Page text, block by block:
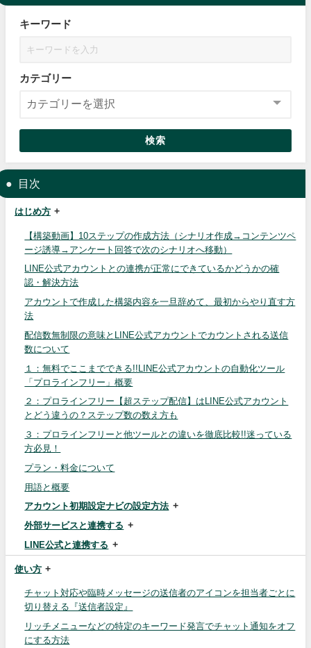
キーワード
カテゴリー
検索
目次
はじめ方
【構築動画】10ステップの作成方法（シナリオ作成→コンテンツペ
ージ誘導→アンケート回答で次のシナリオへ移動）
LINE公式アカウントとの連携が正常にできているかどうかの確
認・解決方法
アカウントで作成した構築内容を一旦辞めて、最初からやり直す方
法
配信数無制限の意味とLINE公式アカウントでカウントされる送信
数について
１：無料でここまでできる!!LINE公式アカウントの自動化ツール
「プロラインフリー」概要
２：プロラインフリー【超ステップ配信】はLINE公式アカウント
とどう違うの？ステップ数の数え方も
３：プロラインフリーと他ツールとの違いを徹底比較!!迷っている
方必見！
プラン・料金について
用語と概要
アカウント初期設定ナビの設定方法
外部サービスと連携する
LINE公式と連携する
使い方
チャット対応や臨時メッセージの送信者のアイコンを担当者ごとに
切り替える『送信者設定』
リッチメニューなどの特定のキーワード発言でチャット通知をオフ
にする方法